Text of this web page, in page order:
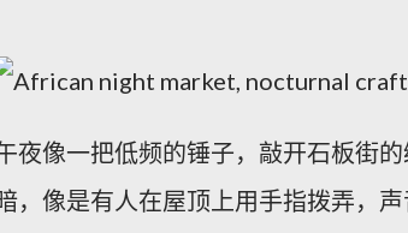
夜像一把低频的锤子，敲开石板街
，像是有人在屋顶上用手指拨弄，